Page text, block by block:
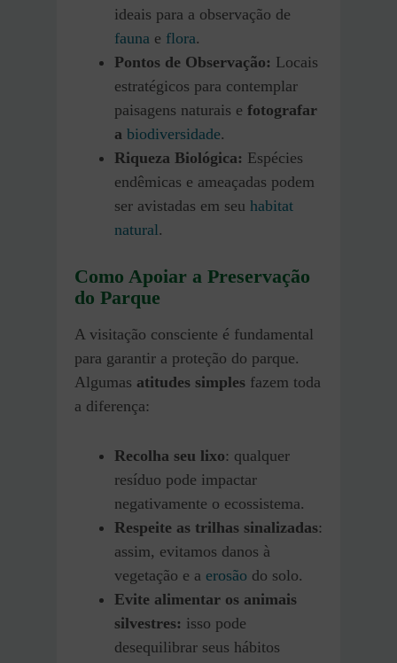
ideais para a observação de
fauna e flora.
Pontos de Observação: Locais
estratégicos para contemplar
paisagens naturais e fotografar
a biodiversidade.
Riqueza Biológica: Espécies
endêmicas e ameaçadas podem
ser avistadas em seu habitat
natural.
Como Apoiar a Preservação
do Parque
A visitação consciente é fundamental
para garantir a proteção do parque.
Algumas atitudes simples fazem toda
a diferença:
Recolha seu lixo: qualquer
resíduo pode impactar
negativamente o ecossistema.
Respeite as trilhas sinalizadas:
assim, evitamos danos à
vegetação e a erosão do solo.
Evite alimentar os animais
silvestres: isso pode
desequilibrar seus hábitos